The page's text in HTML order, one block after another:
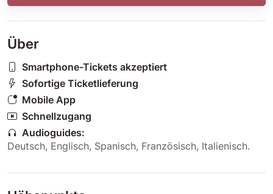
Über
Smartphone-Tickets akzeptiert
Sofortige Ticketlieferung
Mobile App
Schnellzugang
Audioguides:
Deutsch, Englisch, Spanisch, Französisch, Italienisch.